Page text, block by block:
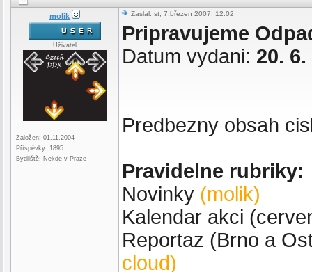
molik
Uživatel
Založen: 01.11.2004
Příspěvky: 1895
Bydliště: Nekde v Praze
Zaslal: st, 7.březen 2007, 12:02
Pripravujeme
Datum vydani: 20. 6.
Predbezny obsah
Pravidelne rubriky:
Novinky (molik)
Kalendar akci
Reportaz (Brno a
cloud)